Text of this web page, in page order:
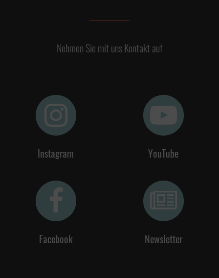
Nehmen Sie mit uns Kontakt auf
Instagram YouTube
Facebook Newsletter